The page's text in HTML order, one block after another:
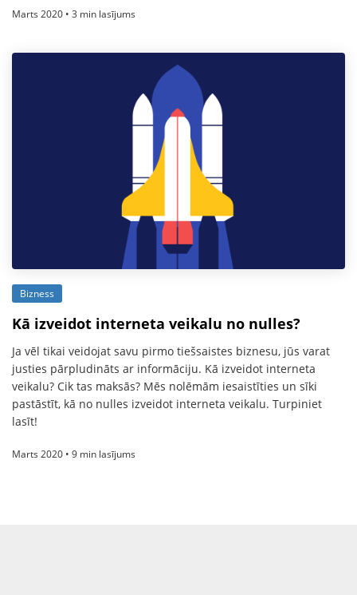
Marts 2020 • 3 min lasījums
Bizness
Kā izveidot interneta veikalu no nulles?
Ja vēl tikai veidojat savu pirmo tiešsaistes biznesu, jūs varat
justies pārpludināts ar informāciju. Kā izveidot interneta
veikalu? Cik tas maksās? Mēs nolēmām iesaistīties un sīki
pastāstīt, kā no nulles izveidot interneta veikalu. Turpiniet
lasīt!
Marts 2020 • 9 min lasījums